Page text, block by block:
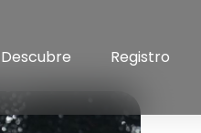
Descubre Registro